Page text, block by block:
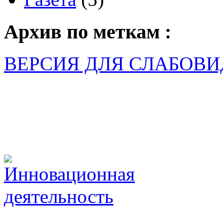
Архив по меткам :
ВЕРСИЯ ДЛЯ